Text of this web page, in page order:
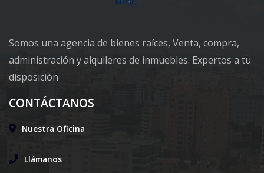
Somos una agencia de bienes raíces, Venta, compra,
administración y alquileres de inmuebles. Expertos a tu
disposición
CONTÁCTANOS
Nuestra Oficina
Llámanos